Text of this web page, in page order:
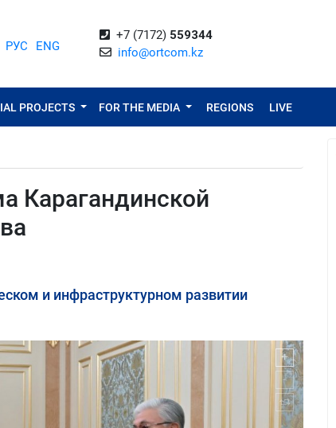
РУС ENG
+7 (7172) 559344
info@ortcom.kz
PROJECTS FOR THE MEDIA REGIONS LIVE
Карагандинской
и инфраструктурном развитии